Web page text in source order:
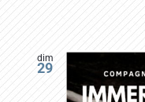
dim
29